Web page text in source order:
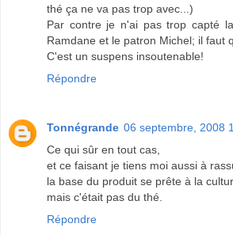
thé ça ne va pas trop avec...)
Par contre je n'ai pas trop capté
Ramdane et le patron Michel; il faut
C'est un suspens insoutenable!
Répondre
Tonnégrande 06 septembre, 2008
Ce qui sûr en tout cas,
et ce faisant je tiens moi aussi à
la base du produit se prête à la
mais c'était pas du thé.
Répondre